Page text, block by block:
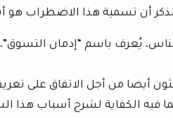
أن تسمية هذا الاضطراب
يُعرف باسم “إدمان
أيضا من أجل الاتفاق على
فيه الكفاية لشرح أسباب هذا